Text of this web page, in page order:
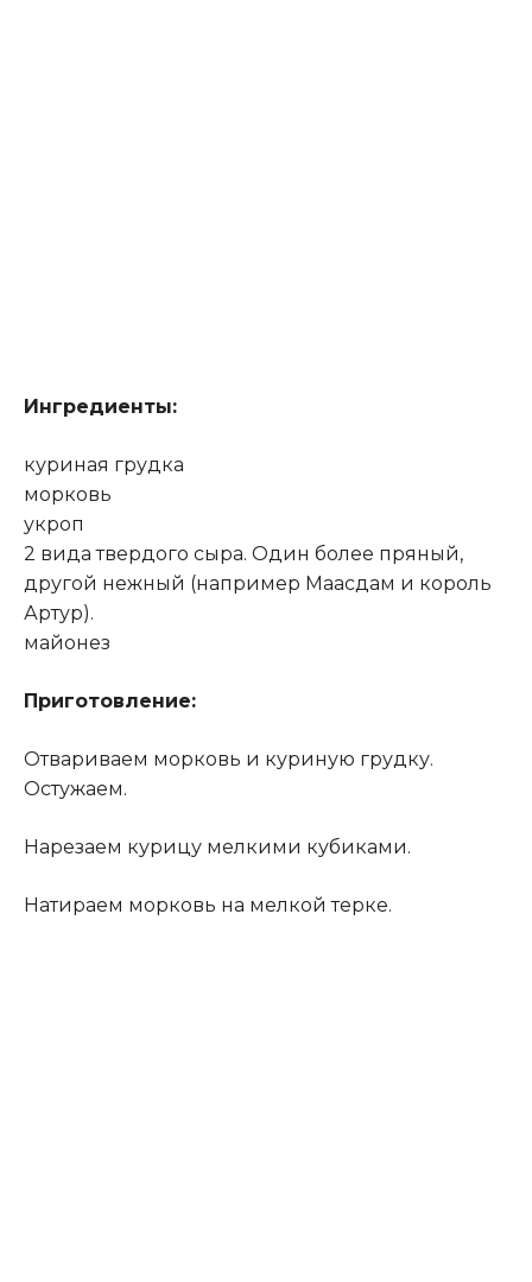
Ингредиенты:
куриная грудка
морковь
укроп
2 вида твердого сыра. Один более пряный,
другой нежный (например Маасдам и король
Артур).
майонез
Приготовление:
Отвариваем морковь и куриную грудку.
Остужаем.
Нарезаем курицу мелкими кубиками.
Натираем морковь на мелкой терке.